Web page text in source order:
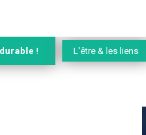
! L'être & les liens